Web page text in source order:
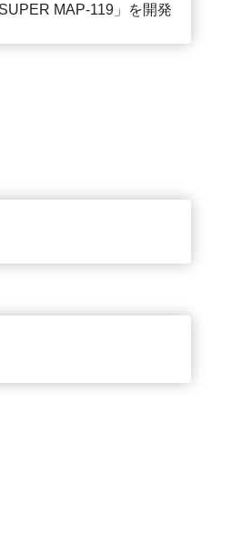
MAP-119」を開発